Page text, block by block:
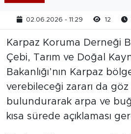
02.06.2026 - 11:29 12
Karpaz Koruma Derneği
Çebi, Tarım ve Doğal
Bakanlığı’nın Karpaz
verebileceği zararı da
bulundurarak arpa ve
kısa sürede açıklaması